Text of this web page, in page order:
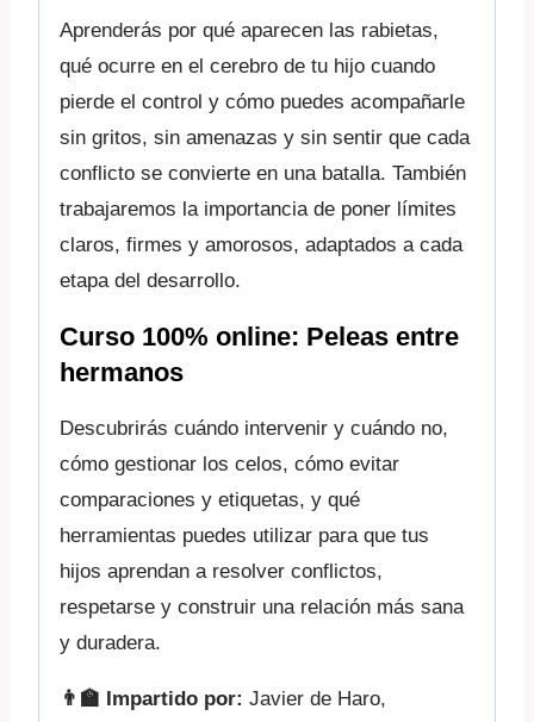
Aprenderás por qué aparecen las rabietas,
qué ocurre en el cerebro de tu hijo cuando
pierde el control y cómo puedes acompañarle
sin gritos, sin amenazas y sin sentir que cada
conflicto se convierte en una batalla. También
trabajaremos la importancia de poner límites
claros, firmes y amorosos, adaptados a cada
etapa del desarrollo.
Curso 100% online: Peleas entre
hermanos
Descubrirás cuándo intervenir y cuándo no,
cómo gestionar los celos, cómo evitar
comparaciones y etiquetas, y qué
herramientas puedes utilizar para que tus
hijos aprendan a resolver conflictos,
respetarse y construir una relación más sana
y duradera.
👨‍🏫 Impartido por: Javier de Haro,